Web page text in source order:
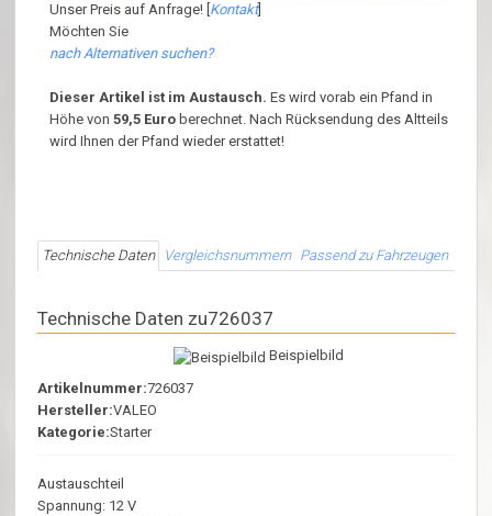
Unser Preis auf Anfrage! [ Kontakt]
Möchten Sie
nach Alternativen suchen?
Dieser Artikel ist im Austausch. Es wird vorab ein Pfand in
Höhe von 59,5 Euro berechnet. Nach Rücksendung des Altteils
wird Ihnen der Pfand wieder erstattet!
Technische Daten Vergleichsnummern Passend zu Fahrzeugen
Technische Daten zu726037
Beispielbild
Artikelnummer:726037
Hersteller:VALEO
Kategorie:Starter
Austauschteil
Spannung: 12 V